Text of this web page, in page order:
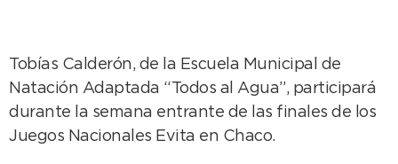
Tobías Calderón, de la Escuela Municipal de
Natación Adaptada “Todos al Agua”, participará
durante la semana entrante de las finales de los
Juegos Nacionales Evita en Chaco.